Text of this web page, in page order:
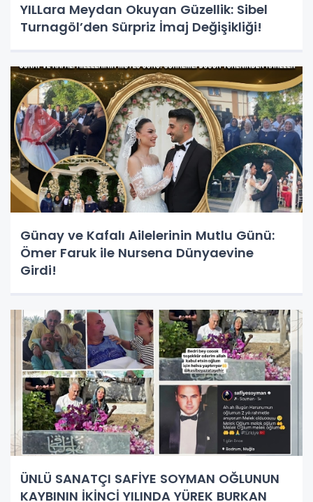
YILLara Meydan Okuyan Güzellik: Sibel
Turnagöl’den Sürpriz İmaj Değişikliği!
Günay ve Kafalı Ailelerinin Mutlu Günü:
Ömer Faruk ile Nursena Dünyaevine
Girdi!
ÜNLÜ SANATÇI SAFİYE SOYMAN OĞLUNUN
KAYBININ İKİNCİ YILINDA YÜREK BURKAN